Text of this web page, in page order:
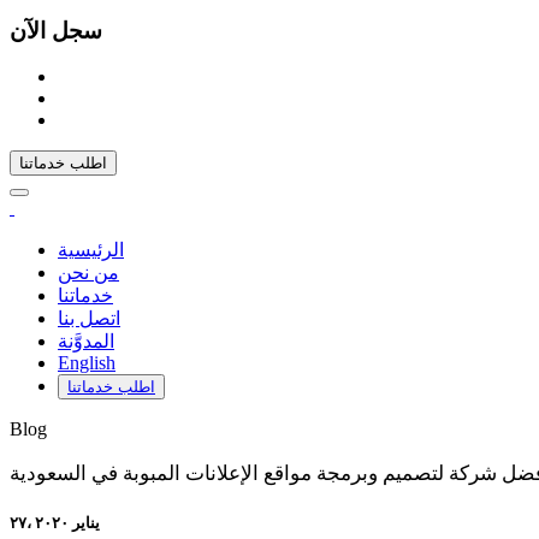
سجل الآن
اطلب خدماتنا
الرئيسية
من نحن
خدماتنا
اتصل بنا
المدوَّنة
English
اطلب خدماتنا
Blog
شركة لتصميم وبرمجة مواقع الإعلانات المبوبة في السعودية
۲۷، يناير ۲۰۲۰